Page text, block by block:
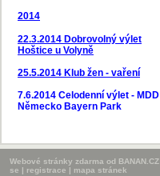
2014
22.3.2014 Dobrovolný výlet
Hoštice u Volyně
25.5.2014 Klub žen - vaření
7.6.2014 Celodenní výlet - MDD
Německo Bayern Park
Webové stránky zdarma od BANAN.CZ
se | registrace | mapa stránek